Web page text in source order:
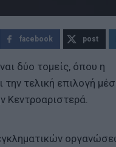
facebook post
δύο τομείς, όπου η
τελική επιλογή
Κεντροαριστερά.